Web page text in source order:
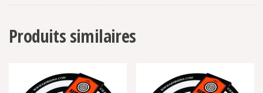
Produits similaires